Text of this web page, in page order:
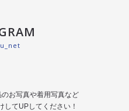
お写真や着用写真など
してUPしてください！